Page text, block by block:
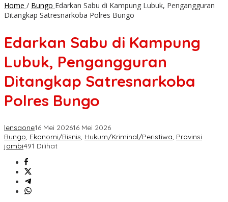
Home / Bungo Edarkan Sabu di Kampung Lubuk, Pengangguran
Ditangkap Satresnarkoba Polres Bungo
Edarkan Sabu di Kampung
Lubuk, Pengangguran
Ditangkap Satresnarkoba
Polres Bungo
lensaone16 Mei 202616 Mei 2026
Bungo, Ekonomi/Bisnis, Hukum/Kriminal/Peristiwa, Provinsi
jambi491 Dilihat